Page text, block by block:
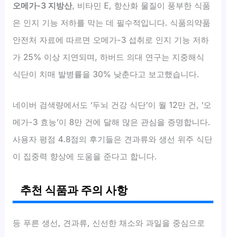
오메가-3 지방산, 비타민 E, 항산화 물질이 풍부한 식품
은 인지 기능 저하를 막는 데 필수적입니다. 식품의약품
안전처 자료에 따르면 오메가-3 섭취로 인지 기능 저하
가 25% 이상 지연되며, 하버드 의대 연구는 지중해식
식단이 치매 발병률을 30% 낮춘다고 보고했습니다.
네이버 검색량에서도 ‘두뇌 건강 식단’이 월 12만 건, ‘오
메가-3 효능’이 8만 건에 달해 많은 관심을 증명합니다.
사용자 평점 4.8점의 후기들은 견과류와 생선 위주 식단
이 집중력 향상에 도움을 준다고 합니다.
추천 식품과 주의 사항
등 푸른 생선, 견과류, 신선한 채소와 과일을 중심으로